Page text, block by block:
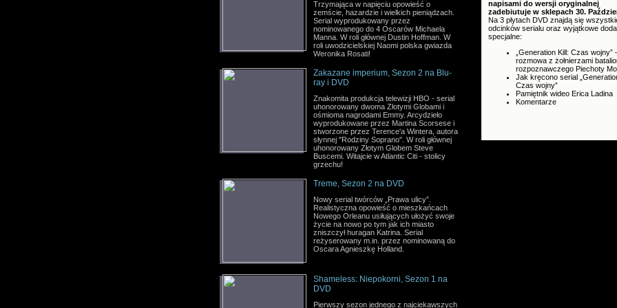
Trzymająca w napięciu opowieść o
zemście, hazardzie i wielkich pieniądzach.
Serial wyprodukowany przez
nominowanego do 4 Oscarów Michaela
Manna. W roli głównej Dustin Hoffman. W
roli uwodzicielskiej Naomi polska gwiazda
Weronika Rosati!
Zakazane imperium, Sezon 2 na Blu-
ray i DVD
Znakomita produkcja telewizji HBO - serial
uhonorowany dwoma Złotymi Globami i
ośmioma nagrodami Emmy. Arcydzieło
wyprodukowane przez Martina Scorsese i
stworzone przez Terence'a Wintera, autora
słynnej "Rodziny Soprano". W roli głównej
uhonorowany Złotym Globem Steve
Buscemi. Witajcie w Atlantic Citi - stolicy
grzechu!
Treme, Sezon 2 na DVD
Nowy serial twórców „Prawa ulicy”.
Realistyczna opowieść o mieszkańcach
Nowego Orleanu usiłujących ułożyć swoje
życie na nowo po tym jak ich miasto
zniszczył huragan Katrina. Serial
reżyserowany m.in. przez nominowaną do
Oscara Agnieszkę Holland.
Shameless: Niepokorni, Sezon 1 na
DVD
Pierwszy sezon jednego z najciekawszych
napisami do wersji oryginalnej
zadebiutuje w sklepach 30.
Na 3 płytach DVD znajdą się
odcinków serialu oraz wyjątkowe
specjalne:
„Generation Kill: Czas wojny”
rozmowa z żołnierzami
rozpoznawczego Piechoty
Jak kręcono serial
Czas wojny”
Pamiętnik wideo Erica Ladina
Komentarze